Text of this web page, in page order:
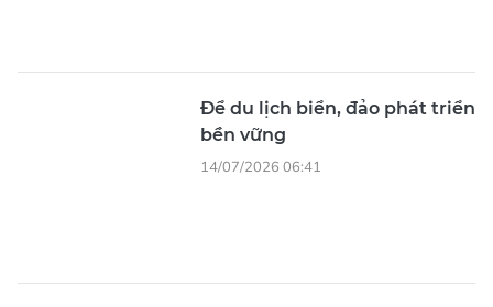
Để du lịch biển, đảo phát triển
bền vững
14/07/2026 06:41